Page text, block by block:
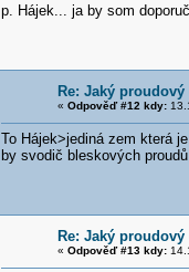
p. Hájek... ja by som
Re: Jaký
« Odpověď #12 kdy:
To Hájek>jediná zem která
by svodič bleskových
Re: Jaký
« Odpověď #13 kdy: